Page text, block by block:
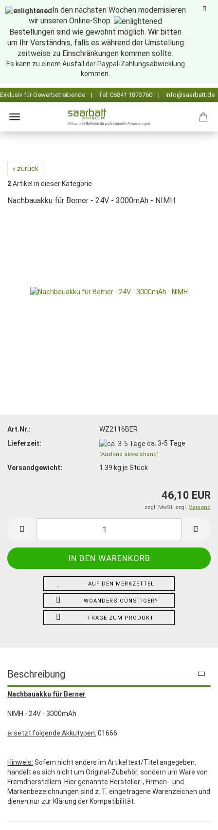
In den nächsten Wochen modernisieren
wir unseren Online-Shop.
Bestellungen sind wie gewohnt möglich. Wir bitten
um Ihr Verständnis, falls es während der Umstellung
zeitweise zu Einschränkungen kommen sollte.
Es kann zu einem Ausfall der Paypal-Zahlungsabwicklung
kommen.
« zurück
2Artikel in dieser Kategorie
Nachbauakku für Berner - 24V - 3000mAh - NIMH
Art.Nr.:
WZ2116BER
Lieferzeit:
ca. 3-5 Tage
(Ausland abweichend)
Versandgewicht: 1.39 kg je Stück
46,10 EUR
zzgl. MwSt. zzgl. Versand
AUF DEN MERKZETTEL
WOANDERS GÜNSTIGER?
FRAGE ZUM PRODUKT
Beschreibung
Nachbauakku für Berner
NIMH - 24V - 3000mAh
ersetzt folgende Akkutypen: 01666
Hinweis: Sofern nicht anders im Artikeltext/Titel angegeben,
handelt es sich nicht um Original-Zubehör, sondern um Ware von
Fremdherstellern. Hier genannte Hersteller-, Firmen- und
Markenbezeichnungen sind z. T. eingetragene Warenzeichen und
dienen nur zur Klärung der Kompatibilität.